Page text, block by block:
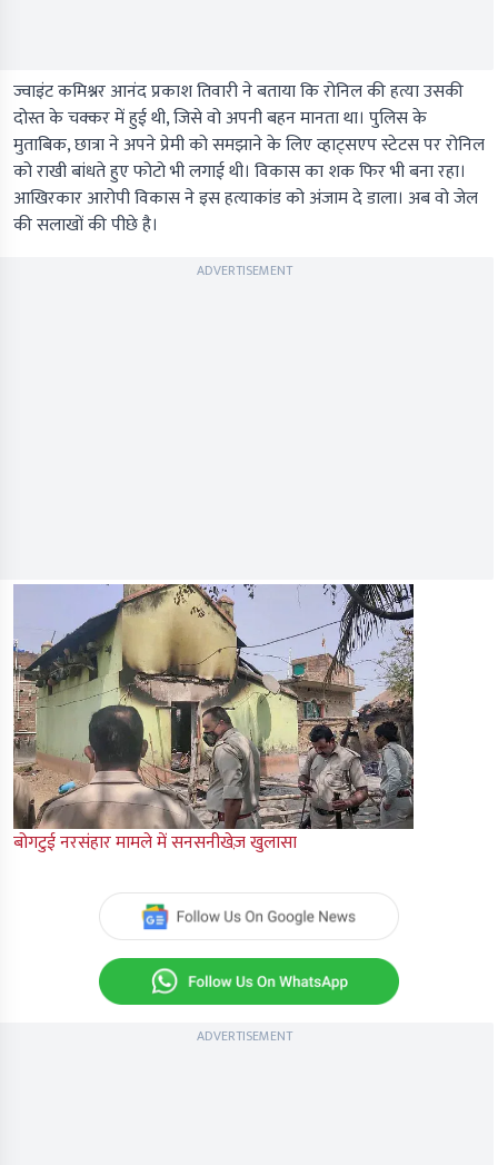
ज्वाइंट कमिश्नर आनंद प्रकाश तिवारी ने बताया कि रोनिल की हत्या उसकी
दोस्त के चक्कर में हुई थी, जिसे वो अपनी बहन मानता था। पुलिस के
मुताबिक, छात्रा ने अपने प्रेमी को समझाने के लिए व्हाट्सएप स्टेटस पर रोनिल
को राखी बांधते हुए फोटो भी लगाई थी। विकास का शक फिर भी बना रहा।
आखिरकार आरोपी विकास ने इस हत्याकांड को अंजाम दे डाला। अब वो जेल
की सलाखों की पीछे है।
ADVERTISEMENT
बोगटुई नरसंहार मामले में सनसनीखेज़ खुलासा
ADVERTISEMENT